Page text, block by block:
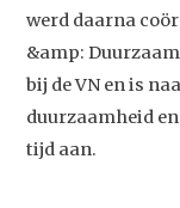
werd daarna
&amp:
bij de VN en is
duurzaamheid
tijd aan.